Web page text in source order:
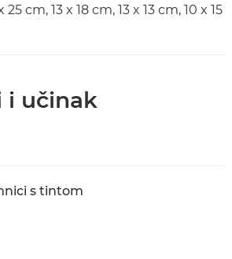
cm, 13 x 18 cm, 13 x 13 cm, 10 x 15
i učinak
s tintom